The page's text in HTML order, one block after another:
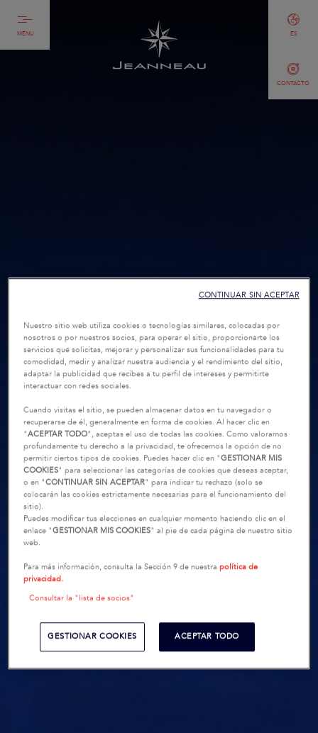
MENU
CONTACTO
ES
Nuestro sitio web utiliza cookies o tecnologías similares, colocadas por
nosotros o por nuestros socios, para operar el sitio, proporcionarte los
servicios que solicitas, mejorar y personalizar sus funcionalidades para tu
comodidad, medir y analizar nuestra audiencia y el rendimiento del sitio,
adaptar la publicidad que recibes a tu perfil de intereses y permitirte
interactuar con redes sociales.
Cuando visitas el sitio, se pueden almacenar datos en tu navegador o
recuperarse de él, generalmente en forma de cookies. Al hacer clic en
"ACEPTAR TODO", aceptas el uso de todas las cookies. Como valoramos
profundamente tu derecho a la privacidad, te ofrecemos la opción de no
permitir ciertos tipos de cookies. Puedes hacer clic en "GESTIONAR MIS
COOKIES" para seleccionar las categorías de cookies que deseas aceptar,
o en "CONTINUAR SIN ACEPTAR" para indicar tu rechazo (solo se
colocarán las cookies estrictamente necesarias para el funcionamiento del
sitio).
Puedes modificar tus elecciones en cualquier momento haciendo clic en el
enlace "GESTIONAR MIS COOKIES" al pie de cada página de nuestro sitio
web.
Para más información, consulta la Sección 9 de nuestrapolítica de
privacidad.
Consultar la "lista de socios"
GESTIONAR COOKIES ACEPTAR TODO
CONTINUAR SIN ACEPTAR